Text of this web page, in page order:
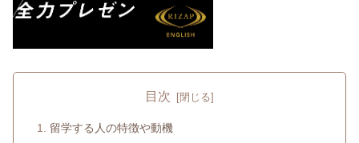
目次
留学する人の特徴や動機